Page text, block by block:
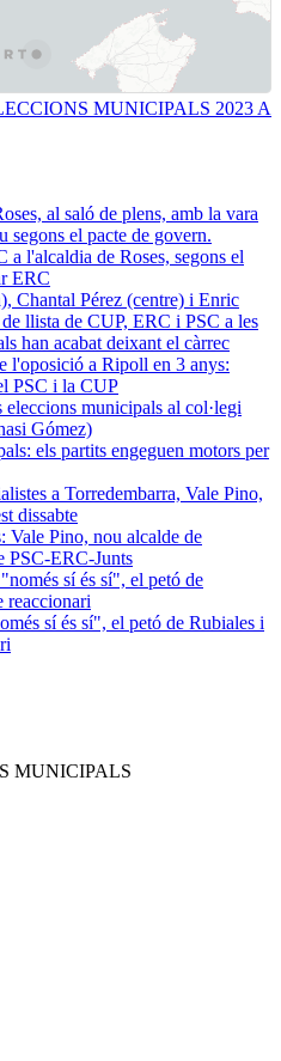
MUNICIPALS 2023 A
a l'alcaldia de Roses, segons el
ERC
l'oposició a Ripoll en 3 anys:
PSC i la CUP
els partits engeguen motors per
Vale Pino, nou alcalde de
PSC-ERC-Junts
sí és sí", el petó de Rubiales i
MUNICIPALS